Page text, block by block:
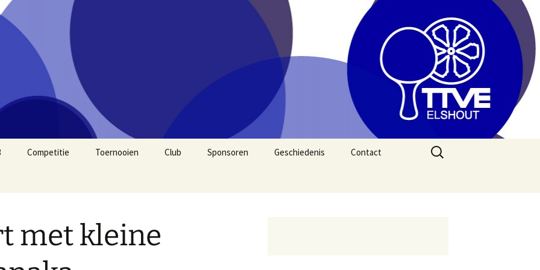
Competitie Toernooien
2024
Club Sponsoren Geschiedenis Contact
Zoeken
naar:
met kleine